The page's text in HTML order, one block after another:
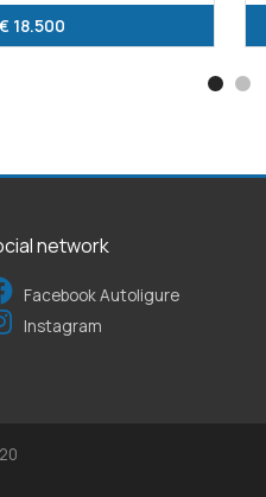
18.500
network
Facebook Autoligure
Instagram